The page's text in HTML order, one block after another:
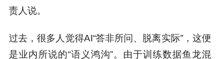
责人说。
过去，很多人觉得AI“答非所问、脱离实际”，这便
是业内所说的“语义鸿沟”。由于训练数据鱼龙混